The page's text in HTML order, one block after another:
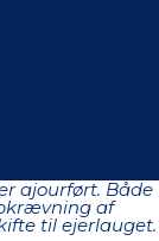
ajourført. Både
af
til ejerlauget.